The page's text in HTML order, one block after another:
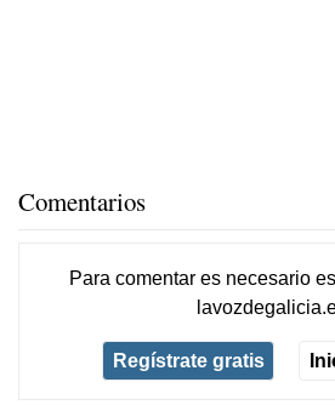
Comentarios
Para comentar es necesario
Regístrate gratis